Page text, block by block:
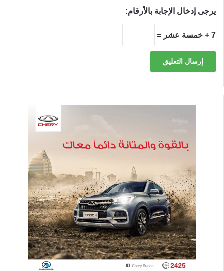
يرجى إدخال الإجابة بالأرقام:
7 + خمسة عشر =